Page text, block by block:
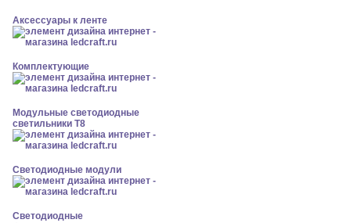
Аксессуары к ленте
Комплектующие
Модульные светодиодные
светильники Т8
Светодиодные модули
Светодиодные